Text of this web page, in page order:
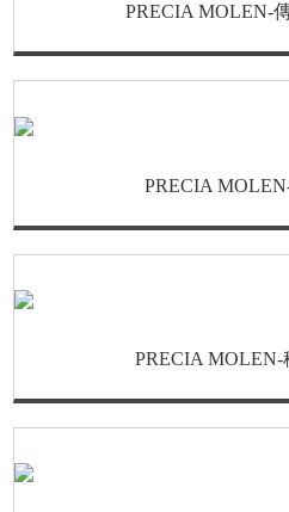
PRECIA MOLEN-
PRECIA
PRECIA MOLEN-